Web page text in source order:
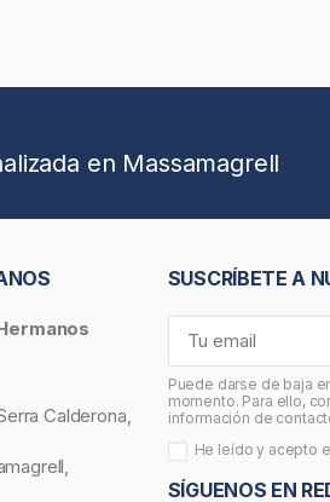
en Massamagrell
Calderona,
SUSCRÍBETE A
Puede darse de baja
momento. Para ello,
información de
He leído y acepto
SÍGUENOS EN